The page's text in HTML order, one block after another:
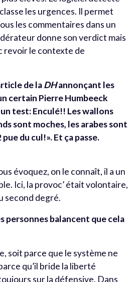
les urgences. Il permet
les commentaires dans un
donne son verdict mais
revoir le contexte de
de laDHannonçant les
certain Pierre Humbeeck
test: Enculé!! Les wallons
sont moches, les arabes sont
du cul!». Et ça passe.
évoquez, on le connaît, il a un
Ici, la provoc’ était volontaire,
second degré.
personnes balancent que cela
soit parce que le système ne
qu’il bride la liberté
sur la défensive. Dans